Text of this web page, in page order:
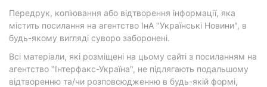
Передрук, копіювання або відтворення інформації, яка
містить посилання на агентство ІнА "Українські Новини", в
будь-якому вигляді суворо заборонені.
Всі матеріали, які розміщені на цьому сайті з посиланням на
агентство "Інтерфакс-Україна", не підлягають подальшому
відтворенню та/чи розповсюдженню в будь-якій формі,